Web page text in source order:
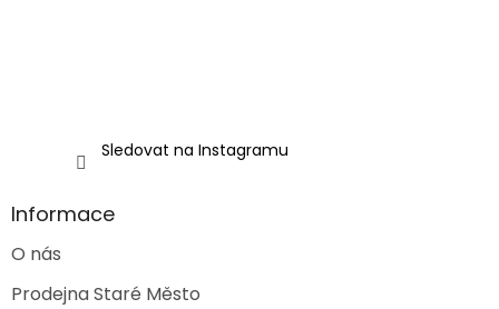
Sledovat na Instagramu
Informace
O nás
Prodejna Staré Město